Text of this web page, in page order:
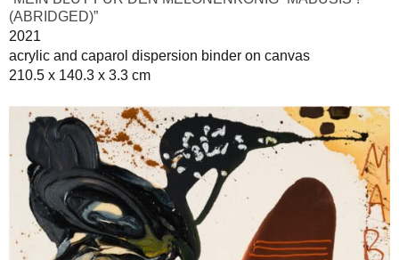
(ABRIDGED)”
2021
acrylic and caparol dispersion binder on canvas
210.5 x 140.3 x 3.3 cm